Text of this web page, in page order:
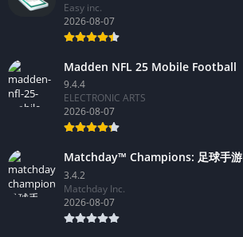
Easy inc.
2026-08-07
Madden NFL 25 Mobile Football
9.4.4
ELECTRONIC ARTS
2026-08-07
Matchday™ Champions: 足球手游
3.4.2
Matchday Inc.
2026-08-07